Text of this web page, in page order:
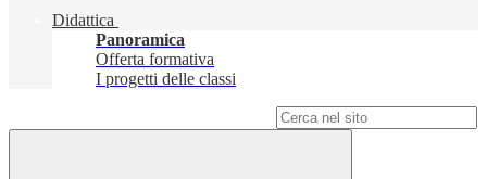
Didattica
Panoramica
Offerta formativa
I progetti delle classi